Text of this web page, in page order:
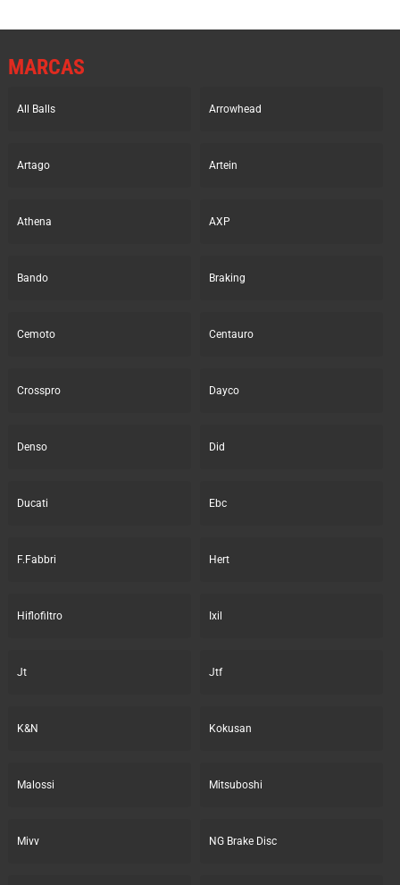
MARCAS
All Balls Arrowhead
Artago Artein
Athena AXP
Bando Braking
Cemoto Centauro
Crosspro Dayco
Denso Did
Ducati Ebc
F.Fabbri Hert
Hiflofiltro Ixil
Jt Jtf
K&N Kokusan
Malossi Mitsuboshi
Mivv NG Brake Disc